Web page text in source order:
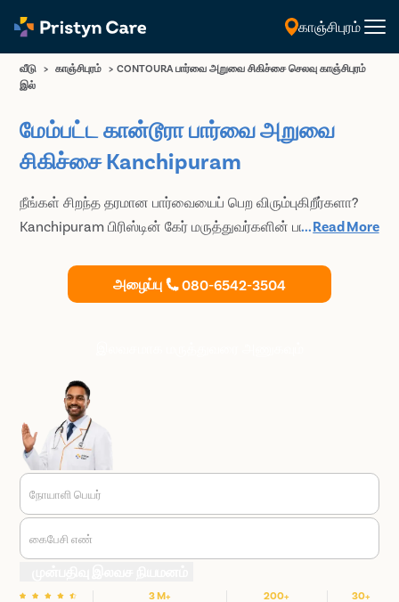
தமிழ்
காஞ்சிபுரம்
வீடு > காஞ்சிபுரம் > CONTOURA பார்வை அறுவை சிகிச்சை செலவு காஞ்சிபுரம்
இல்
மேம்பட்ட கான்டூரா பார்வை அறுவை
சிகிச்சை Kanchipuram
நீங்கள் சிறந்த தரமான பார்வையைப் பெற விரும்புகிறீர்களா?
Kanchipuram பிரிஸ்டின் கேர் மருத்துவர்களின் பராமரிப்பில்
கூர்மையான பார்வையைப் பெறுங்கள். இன்றே உங்கள்
ஆலோசனையை முன்பதிவு செய்து, விவரக்குறிப்புகளிலிருந்து
...Read More
அழைப்பு 080-6542-3504
நோயாளி பெயர்
கைபேசி எண்
3 M+ 200+ 30+